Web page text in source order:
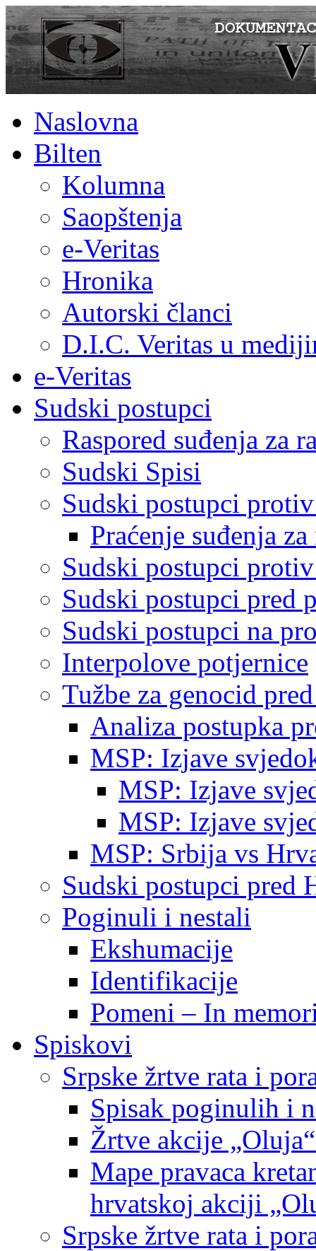
Naslovna
Bilten
Kolumna
Saopštenja
e-Veritas
Hronika
Autorski članci
D.I.C. Veritas u
e-Veritas
Sudski postupci
Raspored suđenja za
Sudski Spisi
Sudski postupci
Praćenje suđenja
Sudski postupci
Sudski postupci pred
Sudski postupci na
Interpolove potjernice
Tužbe za genocid
Analiza postupka
MSP: Izjave
MSP: Izjave
MSP: Izjave
MSP: Srbija vs
Sudski postupci pred
Poginuli i nestali
Ekshumacije
Identifikacije
Pomeni – In
Spiskovi
Srpske žrtve rata i
Spisak poginulih i
Žrtve akcije
Mape pravaca
hrvatskoj akciji
Srpske žrtve rata i